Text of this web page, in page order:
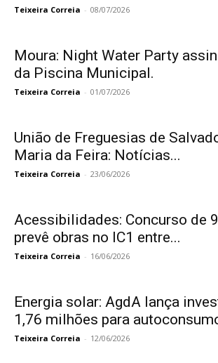
Teixeira Correia - 08/07/2026
Moura: Night Water Party
da Piscina Municipal.
Teixeira Correia - 01/07/2026
União de Freguesias de
Maria da Feira: Notícias...
Teixeira Correia - 23/06/2026
Acessibilidades: Concurso de
prevê obras no IC1 entre...
Teixeira Correia - 16/06/2026
Energia solar: AgdA lança
1,76 milhões para
Teixeira Correia - 12/06/2026